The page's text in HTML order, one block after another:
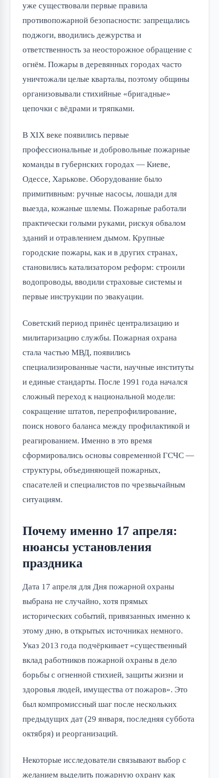
уже существовали первые правила
противопожарной безопасности: запрещались
поджоги, вводились дежурства и
ответственность за неосторожное обращение с
огнём. Пожары в деревянных городах часто
уничтожали целые кварталы, поэтому общины
организовывали стихийные «бригадные»
цепочки с вёдрами и тряпками.
В XIX веке появились первые
профессиональные и добровольные пожарные
команды в губернских городах — Киеве,
Одессе, Харькове. Оборудование было
примитивным: ручные насосы, лошади для
выезда, кожаные шлемы. Пожарные работали
практически голыми руками, рискуя обвалом
зданий и отравлением дымом. Крупные
городские пожары, как и в других странах,
становились катализатором реформ: строили
водопроводы, вводили страховые системы и
первые инструкции по эвакуации.
Советский период принёс централизацию и
милитаризацию службы. Пожарная охрана
стала частью МВД, появились
специализированные части, научные институты
и единые стандарты. После 1991 года начался
сложный переход к национальной модели:
сокращение штатов, перепрофилирование,
поиск нового баланса между профилактикой и
реагированием. Именно в это время
сформировались основы современной ГСЧС —
структуры, объединяющей пожарных,
спасателей и специалистов по чрезвычайным
ситуациям.
Почему именно 17 апреля:
нюансы установления
праздника
Дата 17 апреля для Дня пожарной охраны
выбрана не случайно, хотя прямых
исторических событий, привязанных именно к
этому дню, в открытых источниках немного.
Указ 2013 года подчёркивает «существенный
вклад работников пожарной охраны в дело
борьбы с огненной стихией, защиты жизни и
здоровья людей, имущества от пожаров». Это
был компромиссный шаг после нескольких
предыдущих дат (29 января, последняя суббота
октября) и реорганизаций.
Некоторые исследователи связывают выбор с
желанием выделить пожарную охрану как